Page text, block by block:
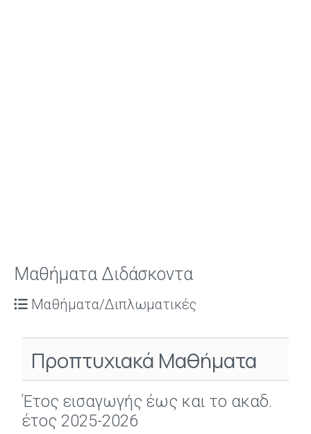
Μαθήματα Διδάσκοντα
Μαθήματα/Διπλωματικές
Προπτυχιακά Μαθήματα
Έτος εισαγωγής έως και το ακαδ.
έτος 2025-2026